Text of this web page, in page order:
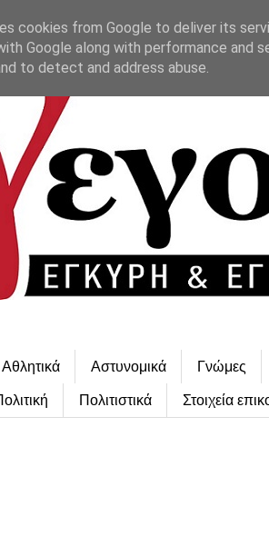
Αθλητικά Αστυνομικά Γνώμες
Πολιτιστικά Στοιχεία
cookies from Google to deliver its
Google along with performance and
to detect and address abuse.